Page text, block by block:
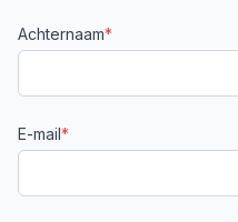
Achternaam*
E-mail*